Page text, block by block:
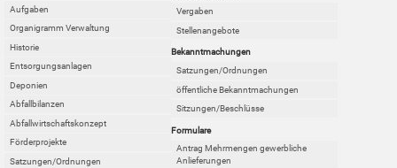
Aufgaben
Organigramm Verwaltung
Historie
Entsorgungsanlagen
Deponien
Abfallbilanzen
Abfallwirtschaftskonzept
Förderprojekte
Satzungen/Ordnungen
Vergaben
Stellenangebote
Bekanntmachungen
Satzungen/Ordnungen
öffentliche Bekanntmachungen
Sitzungen/Beschlüsse
Formulare
Antrag Mehrmengen gewerbliche
Anlieferungen